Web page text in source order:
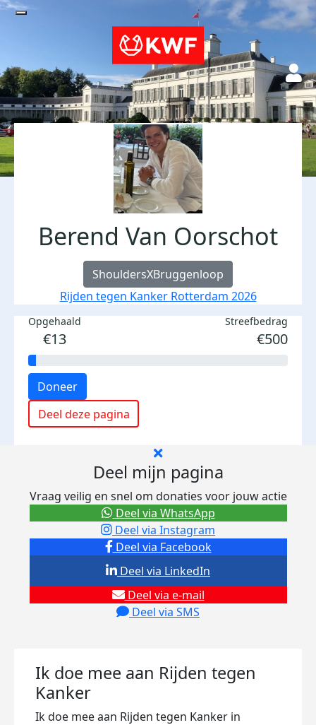
Berend Van Oorschot
ShouldersXBruggenloop
Rijden tegen Kanker Rotterdam 2026
Opgehaald
€13
Streefbedrag
€500
Doneer
Deel deze pagina
Deel mijn pagina
Vraag veilig en snel om donaties voor jouw actie
Deel via Facebook
Deel via Instagram
Deel via e-mail
Deel via SMS
Deel via LinkedIn
Deel via WhatsApp
Ik doe mee aan Rijden tegen
Kanker
Ik doe mee aan Rijden tegen Kanker in